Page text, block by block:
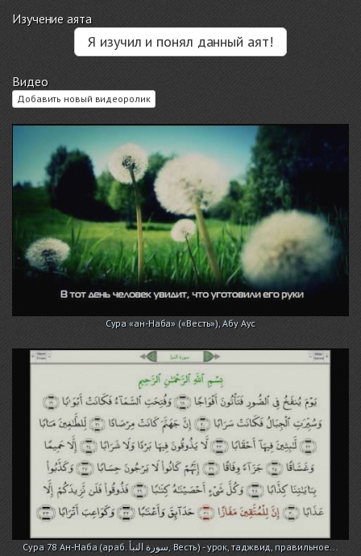
Изучение аята
Я изучил и понял данный аят!
Видео
Добавить новый видеоролик
Сура «ан-Наба» («Весть»), Абу Аус
Сура 78 Ан-Наба (араб. سورة النبأ, Весть) - урок, таджвид, правильное...